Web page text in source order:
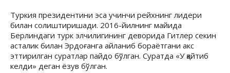
Туркия президентини эса учинчи рейхнинг лидери
билан солиштиришади. 2016-йилнинг майида
Берлиндаги турк элчилигининг деворида Гитлер секин
асталик билан Эрдоғанга айланиб бораётгани акс
эттирилган суратлар пайдо бўлган. Суратда «У қайтиб
келди» деган ёзув бўлган.